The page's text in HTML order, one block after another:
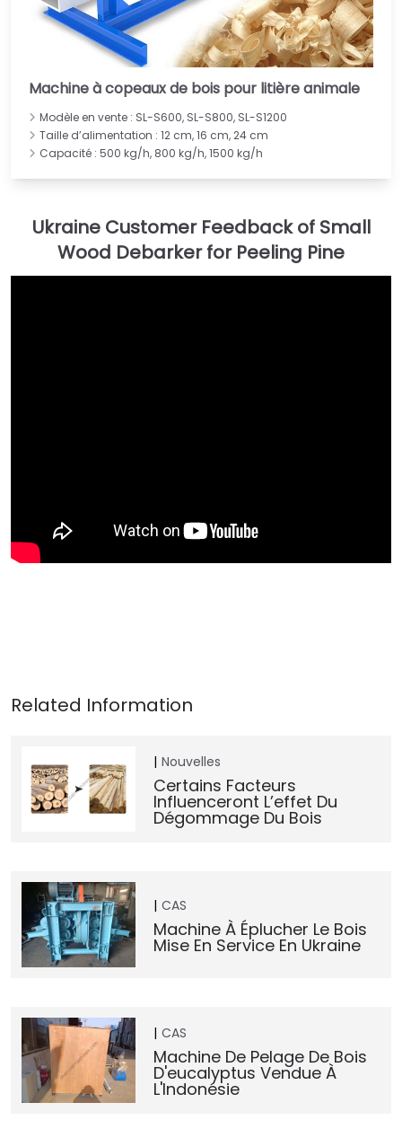
Machine à copeaux de bois pour litière animale
Modèle en vente : SL-S600, SL-S800, SL-S1200
Taille d’alimentation : 12 cm, 16 cm, 24 cm
Capacité : 500 kg/h, 800 kg/h, 1500 kg/h
Nouvelles
Certains Facteurs
Influenceront L’effet Du
Dégommage Du Bois
CAS
Machine À Éplucher Le Bois
Mise En Service En Ukraine
CAS
Machine De Pelage De Bois
D'eucalyptus Vendue À
L'Indonésie